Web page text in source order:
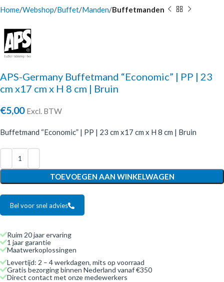
Home Webshop Buffet Manden Buffetmanden
APS-Germany Buffetmand “Economic” | PP | 23
cm x17 cm x H 8 cm | Bruin
€5,00 Excl. BTW
Buffetmand “Economic” | PP | 23 cm x17 cm x H 8 cm | Bruin
TOEVOEGEN AAN WINKELWAGEN
Bel voor snel advies
Ruim 20 jaar ervaring
1 jaar garantie
Maatwerkoplossingen
Levertijd: 2 – 4 werkdagen, mits op voorraad
Gratis bezorging binnen Nederland vanaf €350
Direct contact met onze medewerkers